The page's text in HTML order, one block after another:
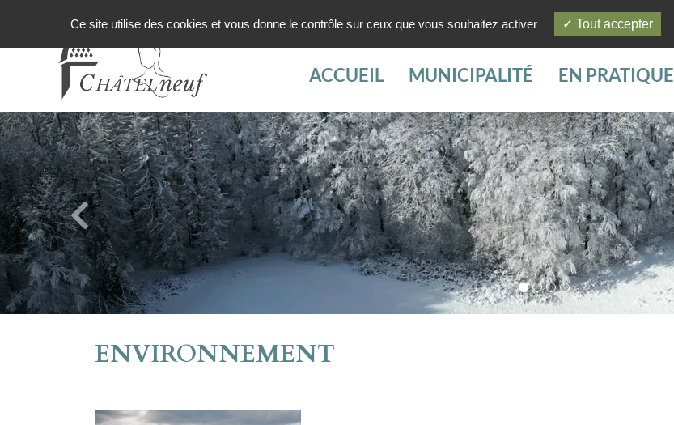
ACCUEIL MUNICIPALITÉ EN PRATIQUE
ENVIRONNEMENT
Ce site utilise des cookies et vous donne le contrôle sur ceux que vous souhaitez activer Tout accepter